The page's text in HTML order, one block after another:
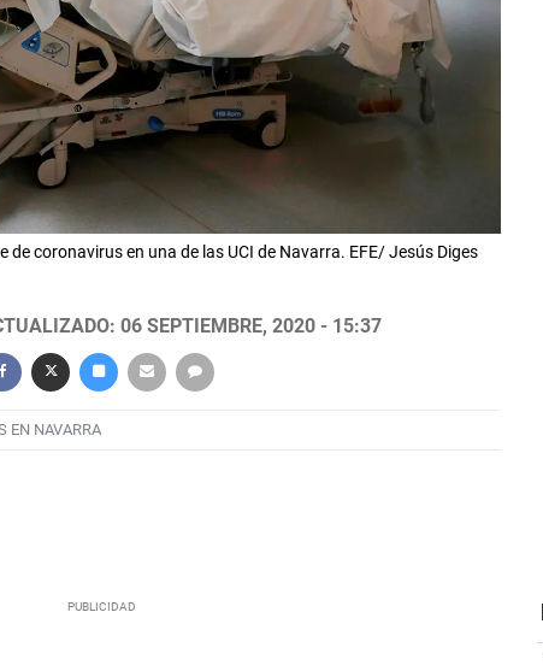
coronavirus en una de las UCI de Navarra. EFE/ Jesús Diges
06 SEPTIEMBRE, 2020 - 15:37
EN NAVARRA